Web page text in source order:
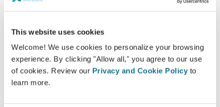
This website uses cookies
Welcome! We use cookies to personalize your browsing
experience. By clicking "Allow all," you agree to our use
of cookies. Review our Privacy and Cookie Policy to
learn more.
ต้องการทราบหรือไม่ว่าอะไรที่ดีที่สุดกับคุณ?
หลังจากการรับคำปรึกษาDr Kamakshi Zeidlerจะให้คุณดู
ภาพ "คุณคนใหม่" ของคุณจากที่บ้านด้วยบัญชี Crisalix คุณ
สามารถให้ครอบครัว เพื่อน หรือคนอื่นช่วยออกความเห็นได้